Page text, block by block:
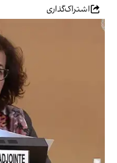
اشتراک‌گذاری